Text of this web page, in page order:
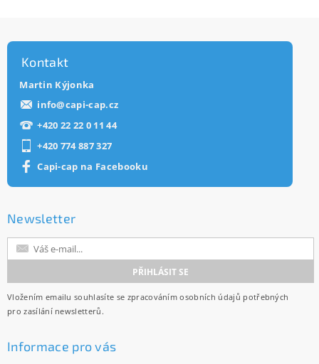
Kontakt
Martin Kýjonka
info@capi-cap.cz
+420 22 22 0 11 44
+420 774 887 327
Capi-cap na Facebooku
Newsletter
Vložením emailu souhlasíte se zpracováním osobních údajů potřebných
pro zasílání newsletterů.
Informace pro vás